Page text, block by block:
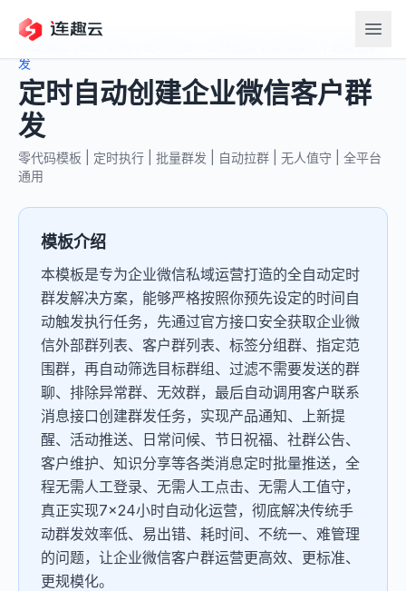
企业微信 | 客户联系 | 定时任务 | 社群运营 | 私域增长 | 自动化群
发
定时自动创建企业微信客户群
发
零代码模板 | 定时执行 | 批量群发 | 自动拉群 | 无人值守 | 全平台
通用
模板介绍
本模板是专为企业微信私域运营打造的全自动定时
群发解决方案，能够严格按照你预先设定的时间自
动触发执行任务，先通过官方接口安全获取企业微
信外部群列表、客户群列表、标签分组群、指定范
围群，再自动筛选目标群组、过滤不需要发送的群
聊、排除异常群、无效群，最后自动调用客户联系
消息接口创建群发任务，实现产品通知、上新提
醒、活动推送、日常问候、节日祝福、社群公告、
客户维护、知识分享等各类消息定时批量推送，全
程无需人工登录、无需人工点击、无需人工值守，
真正实现7×24小时自动化运营，彻底解决传统手
动群发效率低、易出错、耗时间、不统一、难管理
的问题，让企业微信客户群运营更高效、更标准、
更规模化。